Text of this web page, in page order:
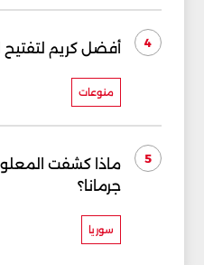
4 أفضل كريم لتفتيح
منوعات
5
ماذا كشفت
جرمانا؟
سوريا